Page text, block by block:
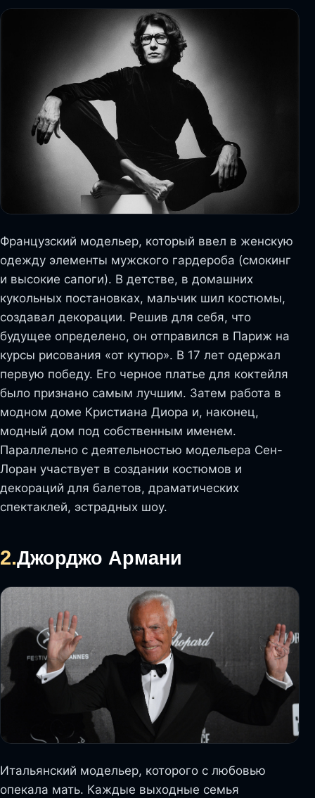
Французский модельер, который ввел в женскую
одежду элементы мужского гардероба (смокинг
и высокие сапоги). В детстве, в домашних
кукольных постановках, мальчик шил костюмы,
создавал декорации. Решив для себя, что
будущее определено, он отправился в Париж на
курсы рисования «от кутюр». В 17 лет одержал
первую победу. Его черное платье для коктейля
было признано самым лучшим. Затем работа в
модном доме Кристиана Диора и, наконец,
модный дом под собственным именем.
Параллельно с деятельностью модельера Сен-
Лоран участвует в создании костюмов и
декораций для балетов, драматических
спектаклей, эстрадных шоу.
2.Джорджо Армани
Итальянский модельер, которого с любовью
опекала мать. Каждые выходные семья